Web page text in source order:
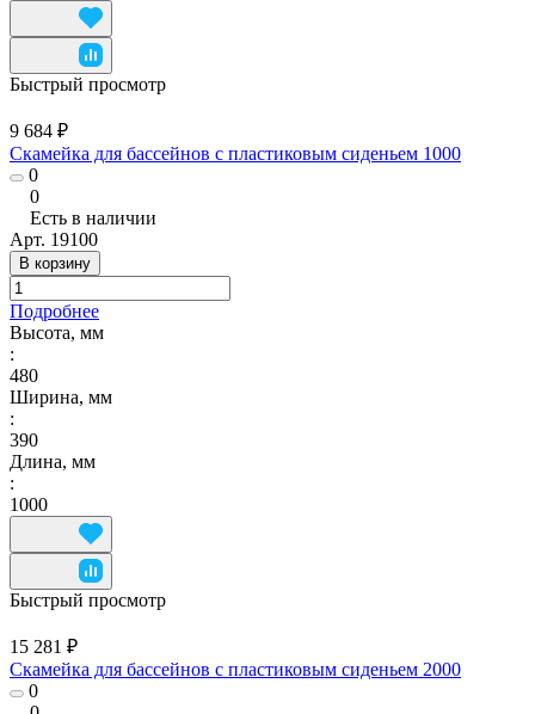
Быстрый просмотр
9 684 ₽
Скамейка для бассейнов с пластиковым сиденьем 1000
0
0
Есть в наличии
Арт. 19100
В корзину
Подробнее
Высота, мм
:
480
Ширина, мм
:
390
Длина, мм
:
1000
Быстрый просмотр
15 281 ₽
Скамейка для бассейнов с пластиковым сиденьем 2000
0